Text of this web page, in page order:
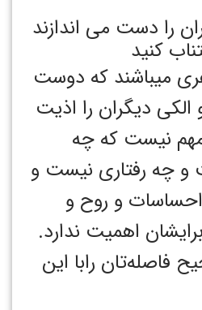
را دست می اندازند
کنید
میباشند که دوست
الکی دیگران را اذیت
نیست که چه
چه رفتاری نیست و
و روح و
اهمیت ندارد.
فاصله‌تان رابا این